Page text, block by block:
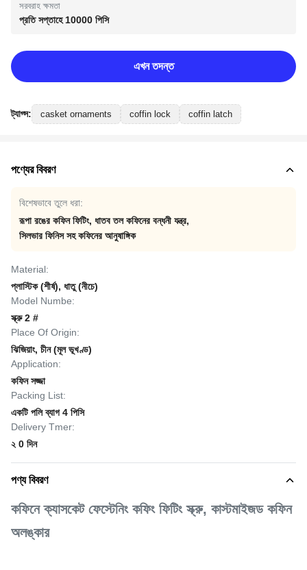
সরবরাহ ক্ষমতা
প্রতি সপ্তাহে 10000 পিসি
এখন তদন্ত
ট্যাগ্স: casket ornaments coffin lock coffin latch
পণ্যের বিবরণ
বিশেষভাবে তুলে ধরা:
রূপা রঙের কফিন ফিটিং, ধাতব তল কফিনের বন্ধনী যন্ত্র,
সিলভার ফিনিস সহ কফিনের আনুষাঙ্গিক
Material:
প্লাস্টিক (শীর্ষ), ধাতু (নীচে)
Model Numbe:
স্ক্রু 2 #
Place Of Origin:
ঝিজিয়াং, চীন (মূল ভূখণ্ড)
Application:
কফিন সজ্জা
Packing List:
একটি পলি ব্যাগ 4 পিসি
Delivery Tmer:
২ 0 দিন
পণ্য বিবরণ
কফিনে ক্যাসকেট ফেস্টেনিং কফিং ফিটিং স্ক্রু, কাস্টমাইজড কফিন
অলঙ্কার